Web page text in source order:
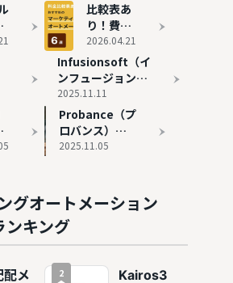
比較表あ
り！費用
の安いお
すすめの
MAツール
6選を紹
2026.04.21
Infusionsoft（イ
ンフュージョンソ
フト）の評判と実
態
2025.11.11
Probance（プ
ロバンス）の
評判と実態
2025.11.05
グオートメーション
ンキング
配メ
2
Kairos3